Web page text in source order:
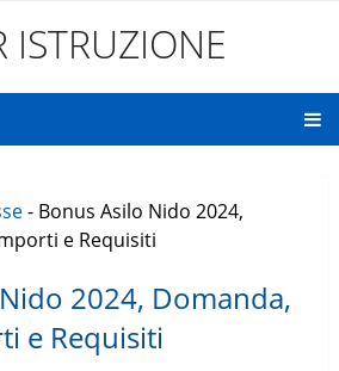
ISTRUZIONE
- Bonus Asilo Nido 2024,
e Requisiti
2024, Domanda,
e Requisiti